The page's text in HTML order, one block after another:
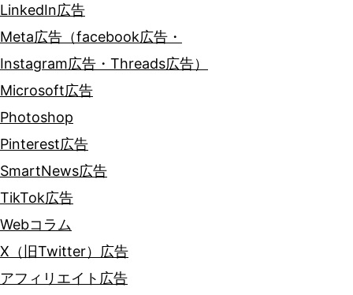
LinkedIn広告
Meta広告（facebook広告・
Instagram広告・Threads広告）
Microsoft広告
Photoshop
Pinterest広告
SmartNews広告
TikTok広告
Webコラム
X（旧Twitter）広告
アフィリエイト広告